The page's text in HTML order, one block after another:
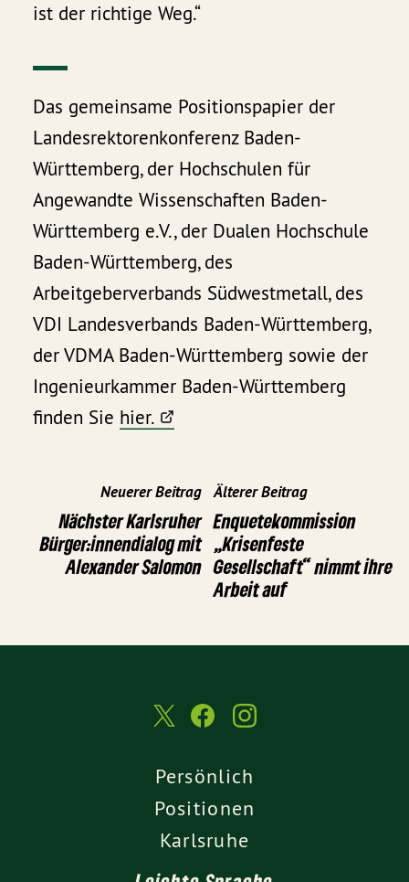
ist der richtige Weg.“
Das gemeinsame Positionspapier der
Landesrektorenkonferenz Baden-
Württemberg, der Hochschulen für
Angewandte Wissenschaften Baden-
Württemberg e.V., der Dualen Hochschule
Baden-Württemberg, des
Arbeitgeberverbands Südwestmetall, des
VDI Landesverbands Baden-Württemberg,
der VDMA Baden-Württemberg sowie der
Ingenieurkammer Baden-Württemberg
finden Sie hier.
Neuerer Beitrag
Nächster Karlsruher
Bürger:innendialog mit
Alexander Salomon
Älterer Beitrag
Enquetekommission
„Krisenfeste
Gesellschaft“ nimmt ihre
Arbeit auf
Persönlich
Positionen
Karlsruhe